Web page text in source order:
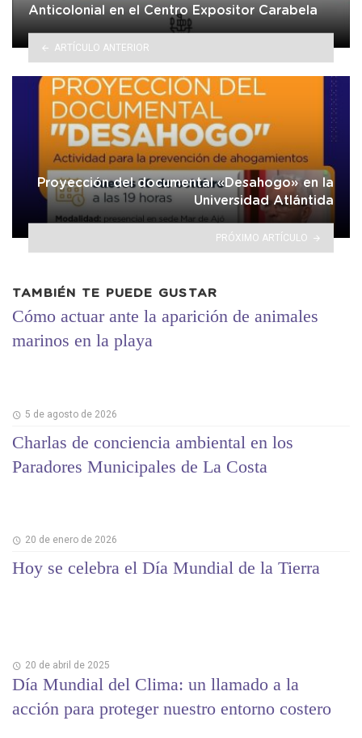
Anticolonial en el Centro Expositor Carabela
ARTÍCULO ANTERIOR
Proyección del documental «Desahogo» en la
Universidad Atlántida
PRÓXIMO ARTÍCULO
TAMBIÉN TE PUEDE GUSTAR
Cómo actuar ante la aparición de animales
marinos en la playa
5 de agosto de 2026
Charlas de conciencia ambiental en los
Paradores Municipales de La Costa
20 de enero de 2026
Hoy se celebra el Día Mundial de la Tierra
20 de abril de 2025
Día Mundial del Clima: un llamado a la
acción para proteger nuestro entorno costero